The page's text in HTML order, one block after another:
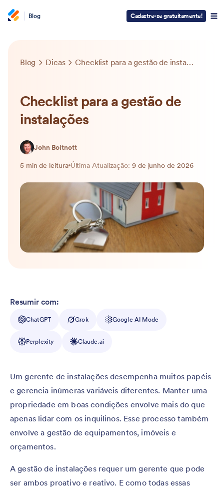
Blog Cadastre-se gratuitamente!
Blog Dicas Checklist para a gestão de instalações
Checklist para a gestão de
instalações
John Boitnott
5 min de leitura Última Atualização: 9 de junho de 2026
Resumir com:
ChatGPT Grok Google AI Mode
Perplexity Claude.ai
Um gerente de instalações desempenha muitos papéis
e gerencia inúmeras variáveis diferentes. Manter uma
propriedade em boas condições envolve mais do que
apenas lidar com os inquilinos. Esse processo também
envolve a gestão de equipamentos, imóveis e
orçamentos.
A gestão de instalações requer um gerente que pode
ser ambos proativo e reativo. E como todas essas